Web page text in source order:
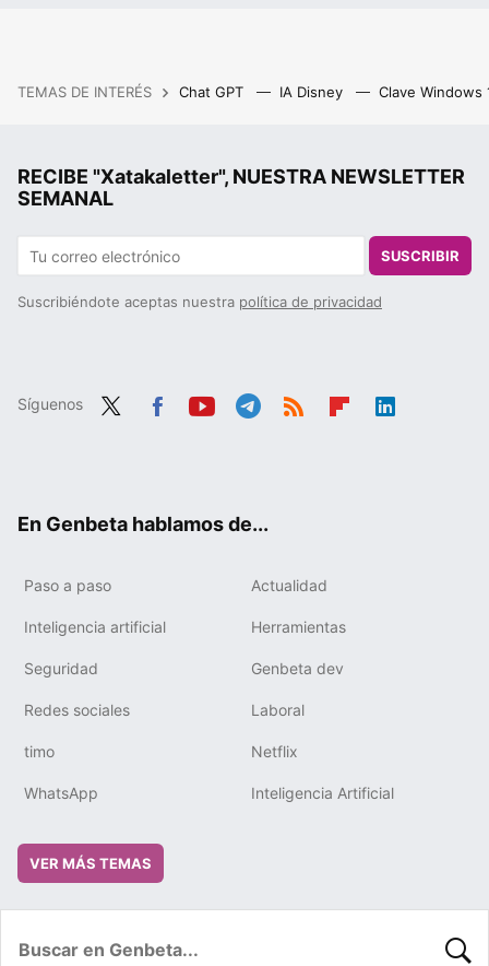
TEMAS DE INTERÉS Chat GPT IA Disney Clave Windows
RECIBE "Xatakaletter", NUESTRA NEWSLETTER
SEMANAL
SUSCRIBIR
Suscribiéndote aceptas nuestra política de privacidad
Síguenos
En Genbeta hablamos de...
Paso a paso Actualidad
Inteligencia artificial Herramientas
Seguridad Genbeta dev
Redes sociales Laboral
timo Netflix
WhatsApp Inteligencia Artificial
VER MÁS TEMAS